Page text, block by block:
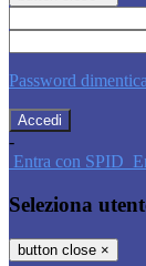
Password
-
Entra con SPID
Seleziona
button close ×